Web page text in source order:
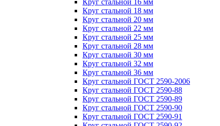
Круг стальной 16 мм
Круг стальной 18 мм
Круг стальной 20 мм
Круг стальной 22 мм
Круг стальной 25 мм
Круг стальной 28 мм
Круг стальной 30 мм
Круг стальной 32 мм
Круг стальной 36 мм
Круг стальной ГОСТ 2590-2006
Круг стальной ГОСТ 2590-88
Круг стальной ГОСТ 2590-89
Круг стальной ГОСТ 2590-90
Круг стальной ГОСТ 2590-91